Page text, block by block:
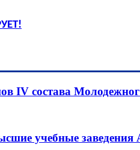
IV состава
учебные заведения